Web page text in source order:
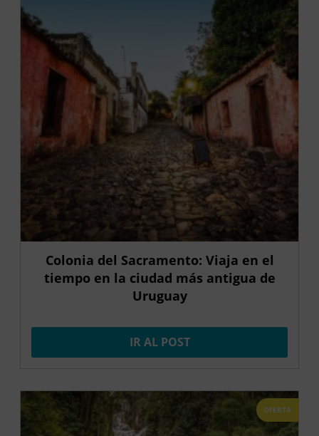
Colonia del Sacramento: Viaja en el
tiempo en la ciudad más antigua de
Uruguay
IR AL POST
OFERTA